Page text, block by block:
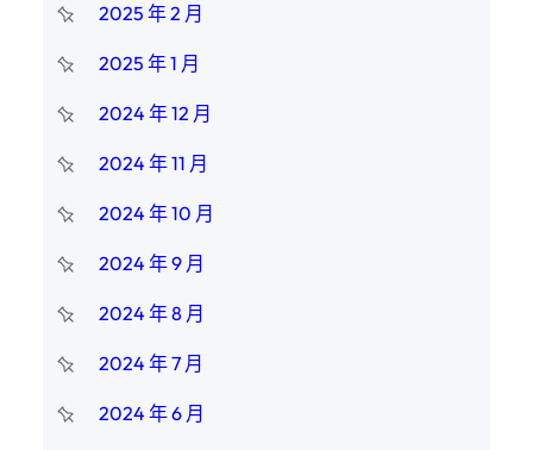
2025 年 2 月
2025 年 1 月
2024 年 12 月
2024 年 11 月
2024 年 10 月
2024 年 9 月
2024 年 8 月
2024 年 7 月
2024 年 6 月